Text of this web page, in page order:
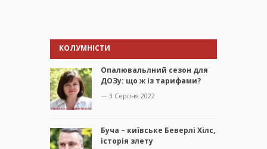
КОЛУМНІСТИ
Опалювальлний сезон для
ДОЗу: що ж із тарифами?
— 3 Серпня 2022
Буча – київське Беверлі Хілс,
історія злету